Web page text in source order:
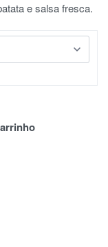
e salsa fresca.